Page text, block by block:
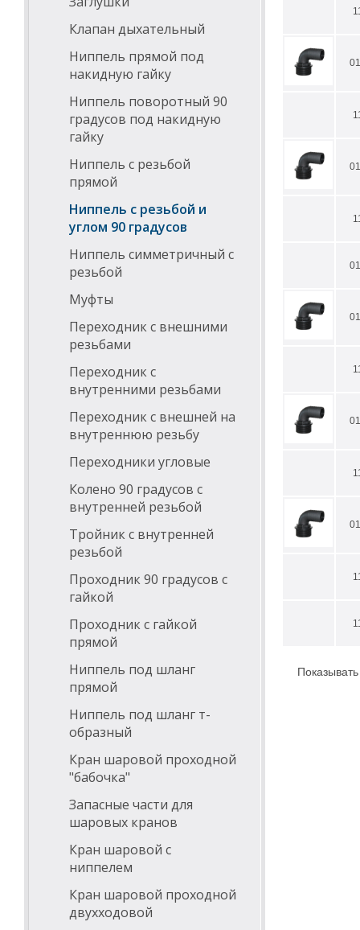
Клапан дыхательный
Ниппель прямой под
накидную гайку
Ниппель поворотный 90
градусов под накидную
гайку
Ниппель с резьбой
прямой
Ниппель с резьбой и
углом 90 градусов
Ниппель симметричный с
резьбой
Муфты
Переходник с внешними
резьбами
Переходник с
внутренними резьбами
Переходник с внешней на
внутреннюю резьбу
Переходники угловые
Колено 90 градусов с
внутренней резьбой
Тройник с внутренней
резьбой
Проходник 90 градусов с
гайкой
Проходник с гайкой
прямой
Ниппель под шланг
прямой
Ниппель под шланг т-
образный
Кран шаровой проходной
"бабочка"
Запасные части для
шаровых кранов
Кран шаровой с
ниппелем
Кран шаровой проходной
двухходовой